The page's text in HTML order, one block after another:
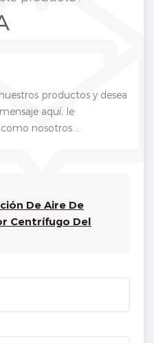
productos y desea
aquí, le
nosotros ..
De Aire De
Centrífugo Del